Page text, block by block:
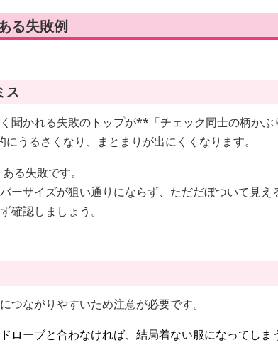
る失敗例
ス
聞かれる失敗のトップが**「チェック同士の柄かぶ
うるさくなり、まとまりが出にくくなります。
る失敗です。
ーサイズが狙い通りにならず、ただだぼついて見え
確認しましょう。
つながりやすいため注意が必要です。
ローブと合わなければ、結局着ない服になってしま